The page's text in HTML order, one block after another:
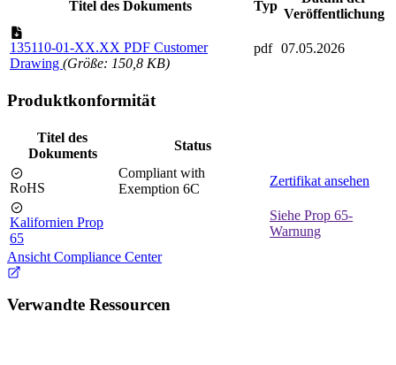
Titel des Dokuments Typ
Veröffentlichung
135110-01-XX.XX PDF Customer
Drawing (Größe: 150,8 KB)
pdf 07.05.2026
Produktkonformität
Titel des
Dokuments
Status
RoHS
Compliant with
Exemption 6C
Zertifikat ansehen
Kalifornien Prop
65
Siehe Prop 65-
Warnung
Ansicht Compliance Center
Verwandte Ressourcen